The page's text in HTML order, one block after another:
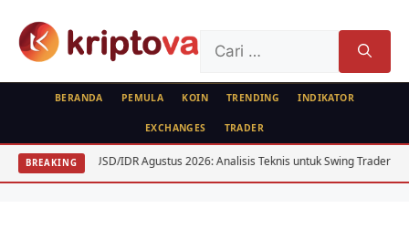
untuk:
BERANDA PEMULA KOIN TRENDING INDIKATOR
EXCHANGES TRADER
BREAKING
USD/IDR Agustus 2026: Analisis Teknis untuk Swing Trader
KRIPTO
Jenis-Jenis Saham